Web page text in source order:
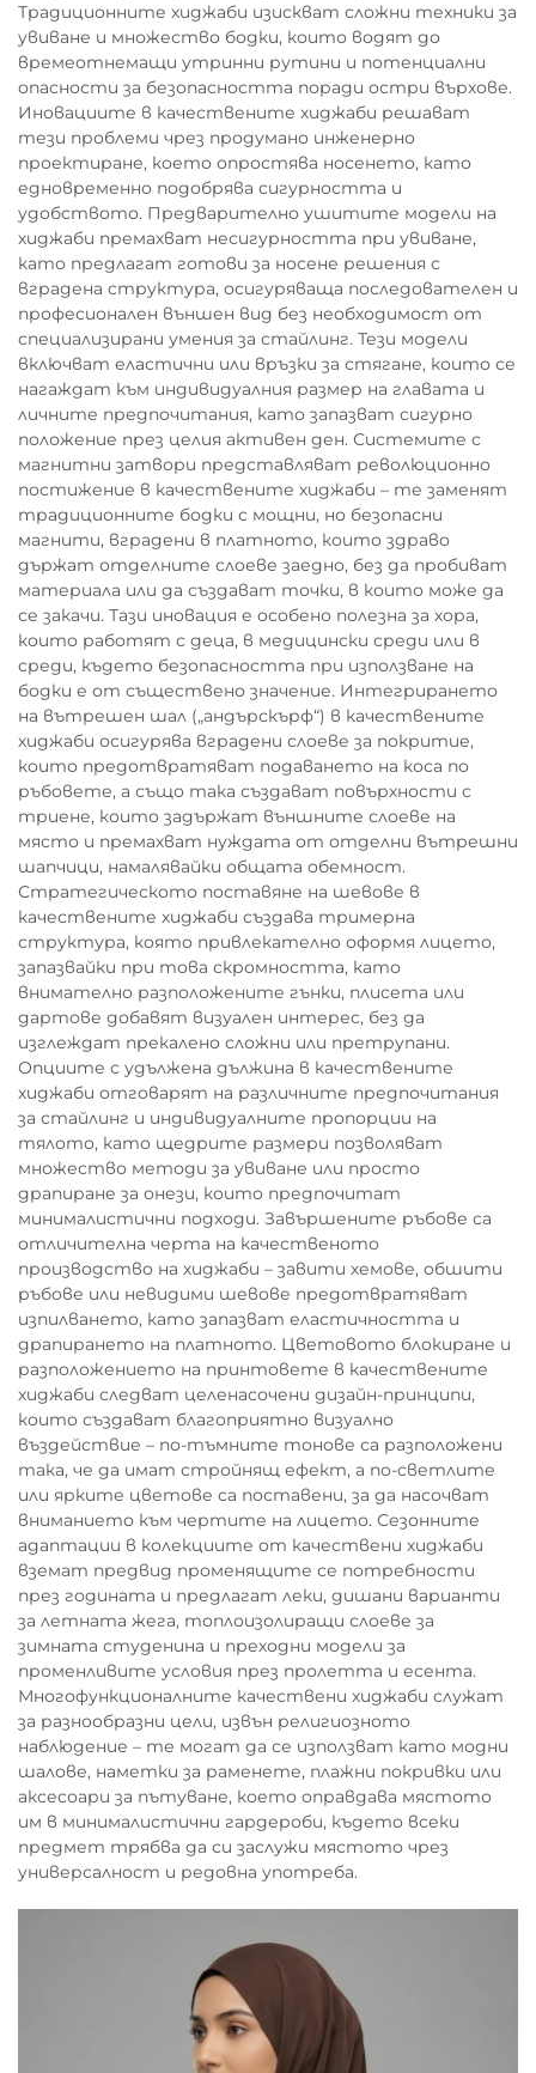
Традиционните хиджаби изискват сложни техники за
увиване и множество бодки, които водят до
времеотнемащи утринни рутини и потенциални
опасности за безопасността поради остри върхове.
Иновациите в качествените хиджаби решават
тези проблеми чрез продумано инженерно
проектиране, което опростява носенето, като
едновременно подобрява сигурността и
удобството. Предварително ушитите модели на
хиджаби премахват несигурността при увиване,
като предлагат готови за носене решения с
вградена структура, осигуряваща последователен и
професионален външен вид без необходимост от
специализирани умения за стайлинг. Тези модели
включват еластични или връзки за стягане, които се
нагаждат към индивидуалния размер на главата и
личните предпочитания, като запазват сигурно
положение през целия активен ден. Системите с
магнитни затвори представляват революционно
постижение в качествените хиджаби – те заменят
традиционните бодки с мощни, но безопасни
магнити, вградени в платното, които здраво
държат отделните слоеве заедно, без да пробиват
материала или да създават точки, в които може да
се закачи. Тази иновация е особено полезна за хора,
които работят с деца, в медицински среди или в
среди, където безопасността при използване на
бодки е от съществено значение. Интегрирането
на вътрешен шал („андърскърф“) в качествените
хиджаби осигурява вградени слоеве за покритие,
които предотвратяват подаването на коса по
ръбовете, а също така създават повърхности с
триене, които задържат външните слоеве на
място и премахват нуждата от отделни вътрешни
шапчици, намалявайки общата обемност.
Стратегическото поставяне на шевове в
качествените хиджаби създава тримерна
структура, която привлекателно оформя лицето,
запазвайки при това скромността, като
внимателно разположените гънки, плисета или
дартове добавят визуален интерес, без да
изглеждат прекалено сложни или претрупани.
Опциите с удължена дължина в качествените
хиджаби отговарят на различните предпочитания
за стайлинг и индивидуалните пропорции на
тялото, като щедрите размери позволяват
множество методи за увиване или просто
драпиране за онези, които предпочитат
минималистични подходи. Завършените ръбове са
отличителна черта на качественото
производство на хиджаби – завити хемове, обшити
ръбове или невидими шевове предотвратяват
изпилването, като запазват еластичността и
драпирането на платното. Цветовото блокиране и
разположението на принтовете в качествените
хиджаби следват целенасочени дизайн-принципи,
които създават благоприятно визуално
въздействие – по-тъмните тонове са разположени
така, че да имат стройнящ ефект, а по-светлите
или ярките цветове са поставени, за да насочват
вниманието към чертите на лицето. Сезонните
адаптации в колекциите от качествени хиджаби
вземат предвид променящите се потребности
през годината и предлагат леки, дишани варианти
за летната жега, топлоизолиращи слоеве за
зимната студенина и преходни модели за
променливите условия през пролетта и есента.
Многофункционалните качествени хиджаби служат
за разнообразни цели, извън религиозното
наблюдение – те могат да се използват като модни
шалове, наметки за раменете, плажни покривки или
аксесоари за пътуване, което оправдава мястото
им в минималистични гардероби, където всеки
предмет трябва да си заслужи мястото чрез
универсалност и редовна употреба.